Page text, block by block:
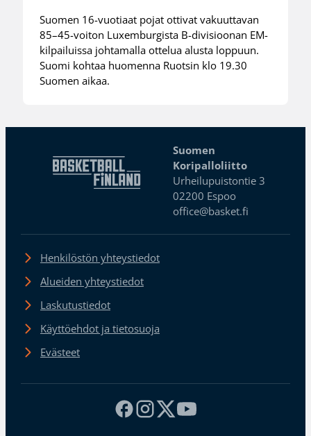
Suomen 16-vuotiaat pojat ottivat vakuuttavan
85–45-voiton Luxemburgista B-divisioonan EM-
kilpailuissa johtamalla ottelua alusta loppuun.
Suomi kohtaa huomenna Ruotsin klo 19.30
Suomen aikaa.
Suomen
Koripalloliitto
Urheilupuistontie 3
02200 Espoo
office@basket.fi
Henkilöstön yhteystiedot
Alueiden yhteystiedot
Laskutustiedot
Käyttöehdot ja tietosuoja
Evästeet